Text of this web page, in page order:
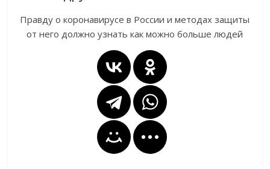
Правду о коронавирусе в России и методах защиты
от него должно узнать как можно больше людей